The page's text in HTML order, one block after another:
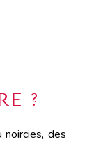
?
des